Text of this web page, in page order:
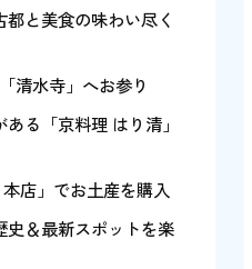
都と美食の味わい尽く
清水寺」へお参り
る「京料理 はり清」
本店」でお土産を購入
史＆最新スポットを楽